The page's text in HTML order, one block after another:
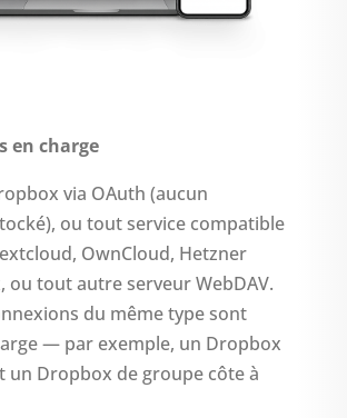
en charge
via OAuth (aucun
ou tout service compatible
OwnCloud, Hetzner
ou tout autre serveur WebDAV.
du même type sont
— par exemple, un Dropbox
un Dropbox de groupe côte à